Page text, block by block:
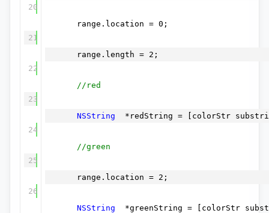
20
21
22
23
24
25
26
range.location = 0;
range.length = 2;
//red
NSString *redString = [colorStr
//green
range.location = 2;
NSString *greenString = [colorStr